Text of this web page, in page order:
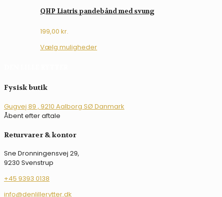
QHP Liatris pandebånd med svung
199,00 kr.
Vælg mulighederDette
kan
vælges
Fysisk butik
Gugvej 89 , 9210 Aalborg SØ Danmark
Åbent efter aftale
Returvarer & kontor
Sne Dronningensvej 29,
9230 Svenstrup
+45 9393 0138
info@denlillerytter.dk